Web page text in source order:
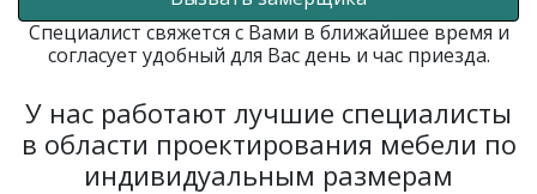
Специалист свяжется с Вами в ближайшее время и
согласует удобный для Вас день и час приезда.
У нас работают лучшие специалисты
в области проектирования мебели по
индивидуальным размерам